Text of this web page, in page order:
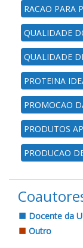
RACAO PARA
QUALIDADE
QUALIDADE
PROTEINA
PROMOCAO
PRODUTOS
PRODUCAO
Docente da
Outro